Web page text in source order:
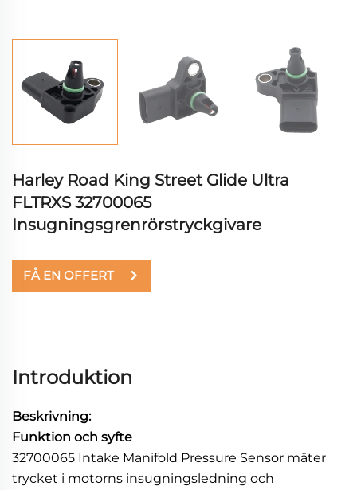
Harley Road King Street Glide Ultra
FLTRXS 32700065
Insugningsgrenrörstryckgivare
FÅ EN OFFERT
Introduktion
Beskrivning:
Funktion och syfte
32700065 Intake Manifold Pressure Sensor mäter
trycket i motorns insugningsledning och